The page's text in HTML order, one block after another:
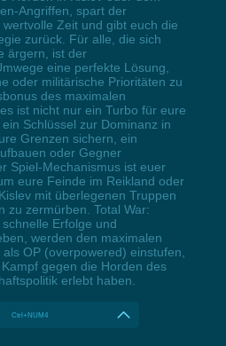
Angriffen, spart der
Zeit und gibt euch die
zurück. Für alle, die sich
ärgern, ist der
eine perfekte Lösung,
oder militärische Prioritäten zu
des maximalen
ist nicht nur ein Turbo für eure
Schlüssel zur Dominanz in
Grenzen sichern, ein
oder Gegner
Spiel-Mechanismus ist euer
eure Feinde im Reikland oder
mit überlegenen Truppen
zu zermürben. Total War:
Erfolge und
werden den maximalen
OP (overpowered) einstufen,
gegen die Horden des
erlebt haben.
Ctrl+NUM4